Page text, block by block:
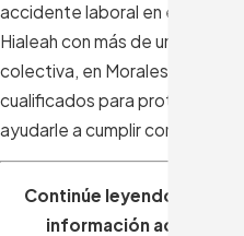
accidente laboral en el
Hialeah con más de un siglo de
colectiva, en Morales & Cerino
cualificados para proteger sus
ayudarle a cumplir con sus
Continúe leyendo para
información acerca de